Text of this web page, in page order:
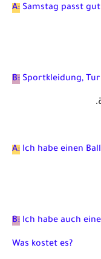
A: Samstag passt
B: Sportkleidung,
.
A: Ich habe einen
B: Ich habe auch
Was kostet es?